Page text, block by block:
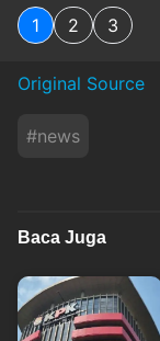
1 2 3
Original Source
#news
Baca Juga